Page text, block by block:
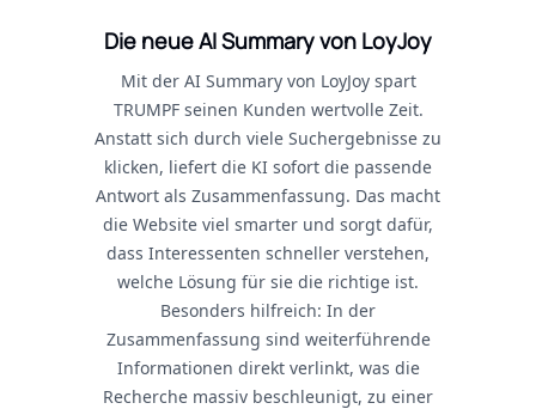
Die neue AI Summary von LoyJoy
Mit der AI Summary von LoyJoy spart
TRUMPF seinen Kunden wertvolle Zeit.
Anstatt sich durch viele Suchergebnisse zu
klicken, liefert die KI sofort die passende
Antwort als Zusammenfassung. Das macht
die Website viel smarter und sorgt dafür,
dass Interessenten schneller verstehen,
welche Lösung für sie die richtige ist.
Besonders hilfreich: In der
Zusammenfassung sind weiterführende
Informationen direkt verlinkt, was die
Recherche massiv beschleunigt, zu einer